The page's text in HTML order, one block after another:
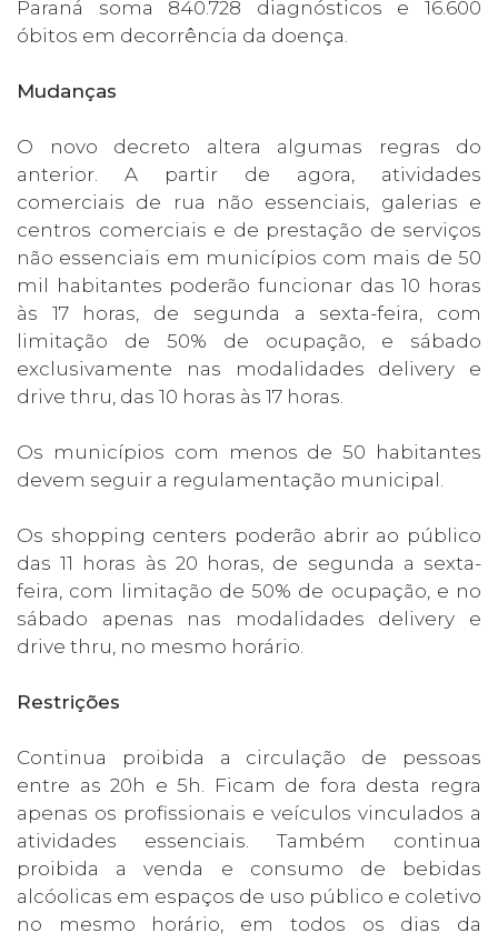
Paraná soma 840.728 diagnósticos e 16.600
óbitos em decorrência da doença.
Mudanças
O novo decreto altera algumas regras do
anterior. A partir de agora, atividades
comerciais de rua não essenciais, galerias e
centros comerciais e de prestação de serviços
não essenciais em municípios com mais de 50
mil habitantes poderão funcionar das 10 horas
às 17 horas, de segunda a sexta-feira, com
limitação de 50% de ocupação, e sábado
exclusivamente nas modalidades delivery e
drive thru, das 10 horas às 17 horas.
Os municípios com menos de 50 habitantes
devem seguir a regulamentação municipal.
Os shopping centers poderão abrir ao público
das 11 horas às 20 horas, de segunda a sexta-
feira, com limitação de 50% de ocupação, e no
sábado apenas nas modalidades delivery e
drive thru, no mesmo horário.
Restrições
Continua proibida a circulação de pessoas
entre as 20h e 5h. Ficam de fora desta regra
apenas os profissionais e veículos vinculados a
atividades essenciais. Também continua
proibida a venda e consumo de bebidas
alcóolicas em espaços de uso público e coletivo
no mesmo horário, em todos os dias da